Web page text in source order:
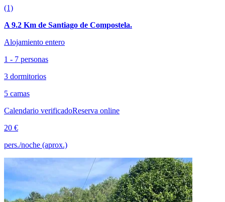
(1)
A 9.2 Km de Santiago de Compostela.
Alojamiento entero
1 - 7 personas
3 dormitorios
5 camas
Calendario verificadoReserva online
20 €
pers./noche (aprox.)